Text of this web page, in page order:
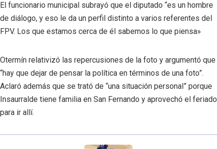
El funcionario municipal subrayó que el diputado “es un hombre
de diálogo, y eso le da un perfil distinto a varios referentes del
FPV. Los que estamos cerca de él sabemos lo que piensa»
Otermín relativizó las repercusiones de la foto y argumentó que
“hay que dejar de pensar la política en términos de una foto”.
Aclaró además que se trató de “una situación personal” porque
Insaurralde tiene familia en San Fernando y aprovechó el feriado
para ir allí.